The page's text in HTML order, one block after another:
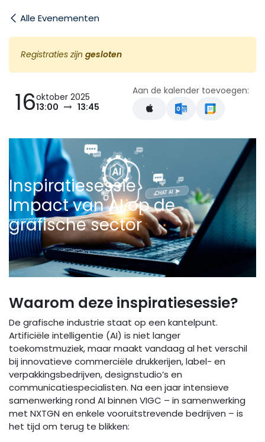
Alle Evenementen
Registraties zijn gesloten
16oktober 2025
13:00
13:45
Aan de kalender toevoegen:
Inspiratiesessie
Impact van AI op de
grafische sector
Waarom deze inspiratiesessie?
De grafische industrie staat op een kantelpunt.
Artificiële intelligentie (AI) is niet langer
toekomstmuziek, maar maakt vandaag al het verschil
bij innovatieve commerciële drukkerijen, label- en
verpakkingsbedrijven, designstudio’s en
communicatiespecialisten. Na een jaar intensieve
samenwerking rond AI binnen VIGC – in samenwerking
met NXTGN en enkele vooruitstrevende bedrijven – is
het tijd om terug te blikken: